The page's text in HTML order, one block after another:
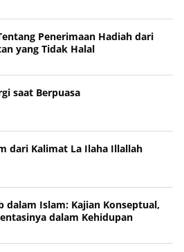
Penerimaan Hadiah dari
yang Tidak Halal
saat Berpuasa
dari Kalimat La Ilaha Illallah
dalam Islam: Kajian Konseptual,
dalam Kehidupan
dalam Islam